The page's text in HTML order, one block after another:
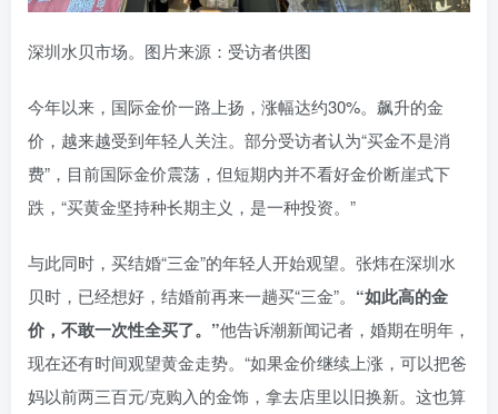
深圳水贝市场。图片来源：受访者供图
今年以来，国际金价一路上扬，涨幅达约30%。飙升的金
价，越来越受到年轻人关注。部分受访者认为“买金不是消
费”，目前国际金价震荡，但短期内并不看好金价断崖式下
跌，“买黄金坚持种长期主义，是一种投资。”
与此同时，买结婚“三金”的年轻人开始观望。张炜在深圳水
贝时，已经想好，结婚前再来一趟买“三金”。 “如此高的金
价，不敢一次性全买了。”他告诉潮新闻记者，婚期在明年，
现在还有时间观望黄金走势。“如果金价继续上涨，可以把爸
妈以前两三百元/克购入的金饰，拿去店里以旧换新。这也算